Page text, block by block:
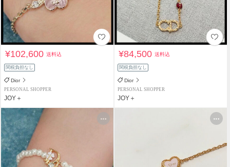
¥102,600送料込
関税負担なし
Dior
PERSONAL SHOPPER
JOY＋
¥84,500送料込
関税負担なし
Dior
PERSONAL SHOPPER
JOY＋